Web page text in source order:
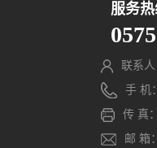
服务
联系
手 机
传 真
邮 箱